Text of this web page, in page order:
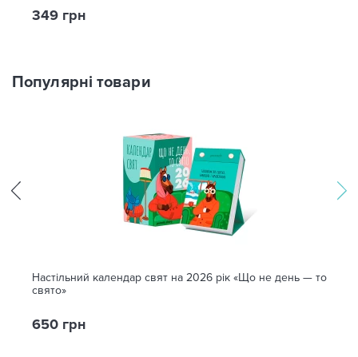
349 грн
Популярні товари
Настільний календар свят на 2026 рік «Що не день — то
свято»
650 грн